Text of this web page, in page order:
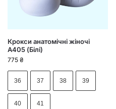
Крокси анатомічні жіночі
А405 (Білі)
775 ₴
36 37 38 39
40 41